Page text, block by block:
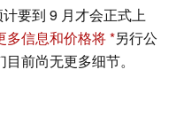
要到 9 月才会正式上
多信息和价格将 另行公
前尚无更多细节。